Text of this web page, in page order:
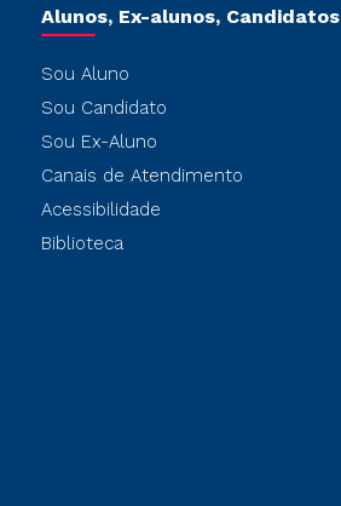
Alunos, Ex-alunos, Candidatos
Sou Aluno
Sou Candidato
Sou Ex-Aluno
Canais de Atendimento
Acessibilidade
Biblioteca